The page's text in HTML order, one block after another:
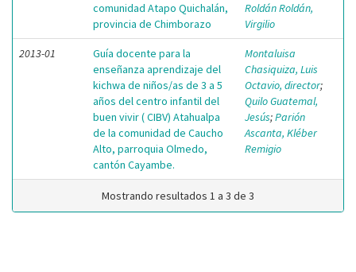
comunidad Atapo Quichalán,
provincia de Chimborazo
Roldán Roldán,
Virgilio
2013-01
Guía docente para la
enseñanza aprendizaje del
kichwa de niños/as de 3 a 5
años del centro infantil del
buen vivir ( CIBV) Atahualpa
de la comunidad de Caucho
Alto, parroquia Olmedo,
cantón Cayambe.
Montaluisa
Chasiquiza, Luis
Octavio, director;
Quilo Guatemal,
Jesús;Parión
Ascanta, Kléber
Remigio
Mostrando resultados 1 a 3 de 3